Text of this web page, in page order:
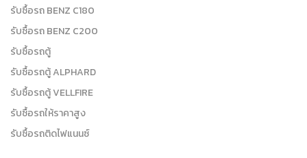
รับซื้อรถ BENZ C180
รับซื้อรถ BENZ C200
รับซื้อรถตู้
รับซื้อรถตู้ ALPHARD
รับซื้อรถตู้ VELLFIRE
รับซื้อรถให้ราคาสูง
รับซื้อรถติดไฟแนนซ์